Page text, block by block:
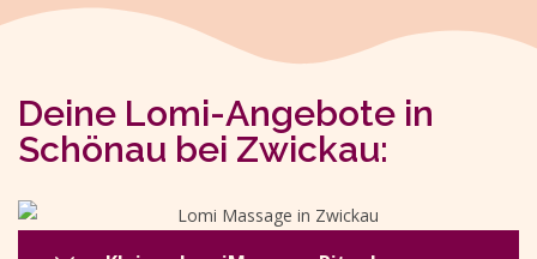
Deine Lomi-Angebote in
Schönau bei Zwickau: